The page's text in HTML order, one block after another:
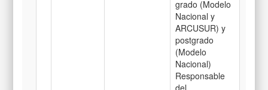
grado (Modelo
Nacional y
ARCUSUR) y
postgrado
(Modelo
Nacional)
Responsable
del